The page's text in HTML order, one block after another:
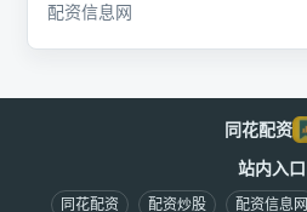
配资信息网
同花配资
站内入口
同花配资 配资炒股 配资信息网